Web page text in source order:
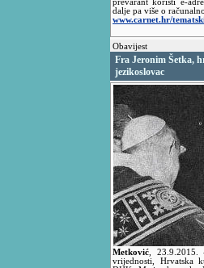
prevarant koristi e-
dalje pa više o
www.carnet.hr/
Obavijest
Fra Jeronim Šetka,
jezikoslovac
Metković 23.9.2015.
vrijednosti, Hrvatska